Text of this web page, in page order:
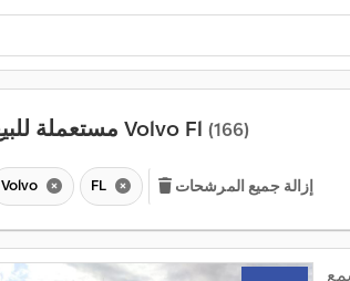
مستعملة للبيع Volvo Fl (166)
Volvo FL إزالة جميع المرشحات